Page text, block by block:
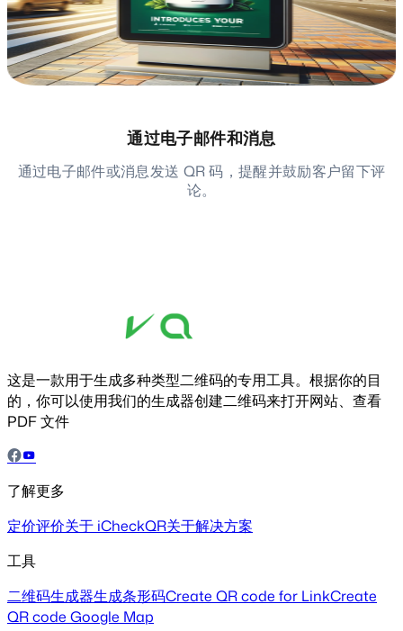
通过电子邮件和消息
通过电子邮件或消息发送 QR 码，提醒并鼓励客户留下评
论。
这是一款用于生成多种类型二维码的专用工具。根据你的目
的，你可以使用我们的生成器创建二维码来打开网站、查看
PDF 文件
了解更多
定价评价关于 iCheckQR关于解决方案
工具
二维码生成器生成条形码Create QR code for LinkCreate
QR code Google Map